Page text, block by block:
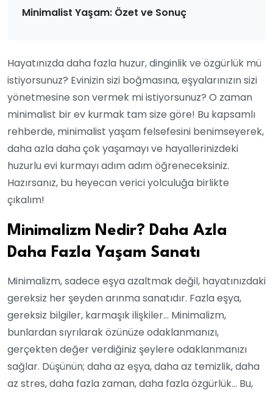
Minimalist Yaşam: Özet ve Sonuç
Hayatınızda daha fazla huzur, dinginlik ve özgürlük mü
istiyorsunuz? Evinizin sizi boğmasına, eşyalarınızın sizi
yönetmesine son vermek mi istiyorsunuz? O zaman
minimalist bir ev kurmak tam size göre! Bu kapsamlı
rehberde, minimalist yaşam felsefesini benimseyerek,
daha azla daha çok yaşamayı ve hayallerinizdeki
huzurlu evi kurmayı adım adım öğreneceksiniz.
Hazırsanız, bu heyecan verici yolculuğa birlikte
çıkalım!
Minimalizm Nedir? Daha Azla
Daha Fazla Yaşam Sanatı
Minimalizm, sadece eşya azaltmak değil, hayatınızdaki
gereksiz her şeyden arınma sanatıdır. Fazla eşya,
gereksiz bilgiler, karmaşık ilişkiler… Minimalizm,
bunlardan sıyrılarak özünüze odaklanmanızı,
gerçekten değer verdiğiniz şeylere odaklanmanızı
sağlar. Düşünün; daha az eşya, daha az temizlik, daha
az stres, daha fazla zaman, daha fazla özgürlük… Bu,